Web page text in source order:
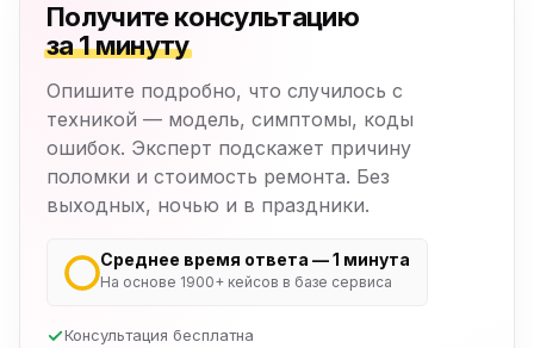
Получите консультацию
за 1 минуту
Опишите подробно, что случилось с
техникой — модель, симптомы, коды
ошибок. Эксперт подскажет причину
поломки и стоимость ремонта. Без
выходных, ночью и в праздники.
Среднее время ответа — 1 минута
На основе 1900+ кейсов в базе сервиса
Консультация бесплатна